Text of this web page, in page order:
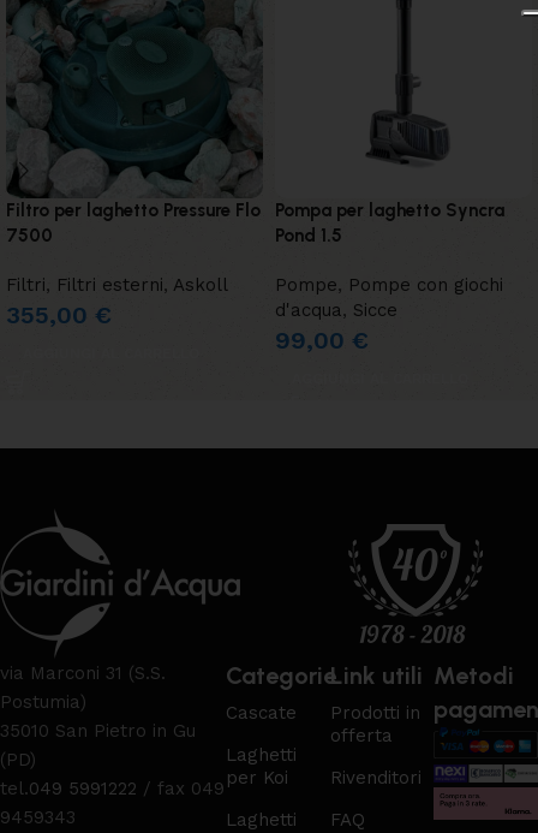
Filtro per laghetto Pressure Flo
7500
Filtri, Filtri esterni, Askoll
355,00 €
Pompa per laghetto Syncra
Pond 1.5
Pompe, Pompe con giochi
d'acqua, Sicce
99,00 €
via Marconi 31 (S.S.
Postumia)
35010 San Pietro in Gu
(PD)
tel.049 5991222 / fax 049
9459343
Categorie
Cascate
Laghetti
per Koi
Laghetti
Link utili
Prodotti in
offerta
Rivenditori
FAQ
Metodi